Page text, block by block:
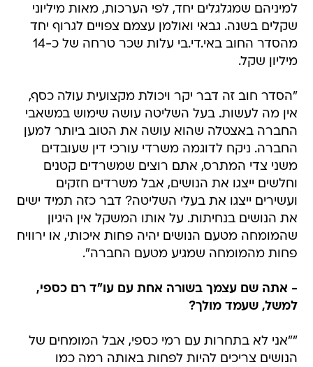
למיניהם שמגלגלים יחד, לפי הערכות, מאות מיליוני
שקלים בשנה. גבאי ואולמן עצמם צפויים לגרוף יחד
מהסדר החוב באי.די.בי עלות שכר טרחה של כ-14
מיליון שקל.
"הסדר חוב זה דבר יקר ויכולת מקצועית עולה כסף,
אין מה לעשות. בעל השליטה עושה שימוש במשאבי
החברה באצטלה שהוא עושה את הטוב ביותר למען
החברה. ניקח לדוגמה משרדי עורכי דין שעובדים
משני צדי המתרס, אתם רוצים שמשרדים קטנים
וחלשים ייצגו את הנושים, אבל משרדים חזקים
ועשירים ייצגו את בעלי השליטה? דבר כזה תמיד ישים
את הנושים בנחיתות. על אותו המשקל אין היגיון
שהמומחה מטעם הנושים יהיה פחות איכותי, או ירוויח
פחות מהמומחה שמגיע מטעם החברה".
- אתה שם עצמך בשורה אחת עם עו"ד רם כספי,
למשל, שעמד מולך?
""אני לא בתחרות עם רמי כספי, אבל המומחים של
הנושים צריכים להיות לפחות באותה רמה כמו